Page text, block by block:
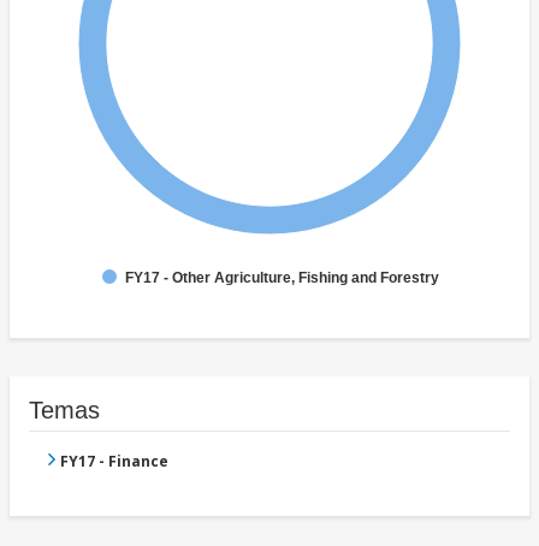
FY17 - Other Agriculture, Fishing and Forestry
Temas
FY17 - Finance